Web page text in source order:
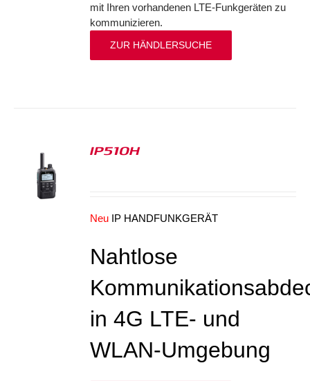
mit Ihren vorhandenen LTE-Funkgeräten zu
kommunizieren.
ZUR HÄNDLERSUCHE
IP510H
Neu IP HANDFUNKGERÄT
Nahtlose
in 4G LTE- und
WLAN-Umgebung